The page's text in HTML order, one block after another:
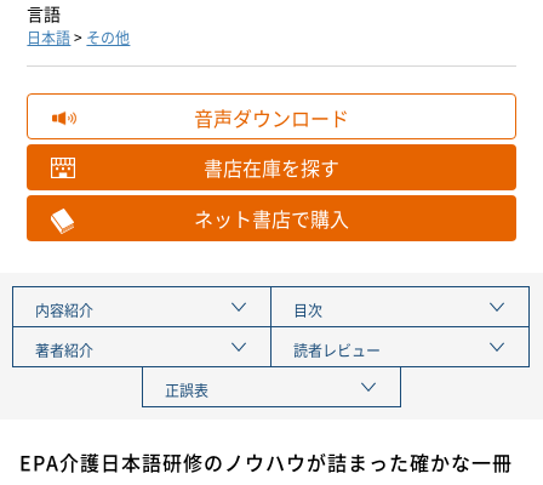
言語
日本語> その他
音声ダウンロード
書店在庫を探す
ネット書店で購入
内容紹介
目次
著者紹介
読者レビュー
正誤表
EPA介護日本語研修のノウハウが詰まった確かな一冊